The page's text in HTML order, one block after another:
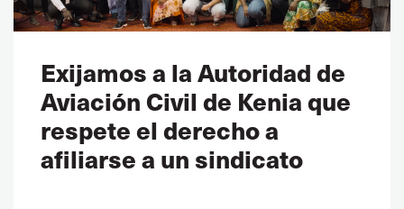
Exijamos a la Autoridad de
Aviación Civil de Kenia que
respete el derecho a
afiliarse a un sindicato